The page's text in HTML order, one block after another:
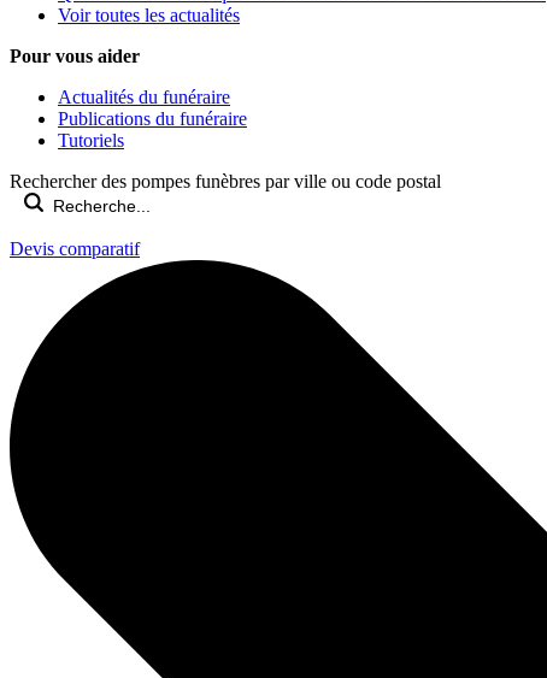
Voir toutes les actualités
Pour vous aider
Actualités du funéraire
Publications du funéraire
Tutoriels
Rechercher des pompes funèbres par ville ou code postal
Devis comparatif